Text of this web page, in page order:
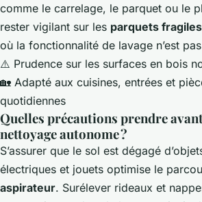
comme le carrelage, le parquet ou le
rester vigilant sur les parquets fragiles
où la fonctionnalité de lavage n’est
⚠️ Prudence sur les surfaces en bois
🏡 Adapté aux cuisines, entrées et
quotidiennes
Quelles précautions prendre
nettoyage autonome ?
S’assurer que le sol est dégagé
électriques et jouets optimise le
aspirateur. Surélever rideaux et